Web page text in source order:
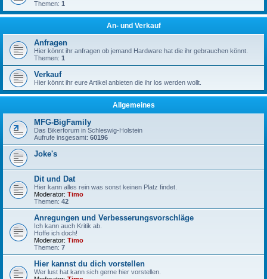
Themen: 1
An- und Verkauf
Anfragen
Hier könnt ihr anfragen ob jemand Hardware hat die ihr gebrauchen könnt.
Themen: 1
Verkauf
Hier könnt ihr eure Artikel anbieten die ihr los werden wollt.
Allgemeines
MFG-BigFamily
Das Bikerforum in Schleswig-Holstein
Aufrufe insgesamt: 60196
Joke's
Dit und Dat
Hier kann alles rein was sonst keinen Platz findet.
Moderator: Timo
Themen: 42
Anregungen und Verbesserungsvorschläge
Ich kann auch Kritik ab.
Hoffe ich doch!
Moderator: Timo
Themen: 7
Hier kannst du dich vorstellen
Wer lust hat kann sich gerne hier vorstellen.